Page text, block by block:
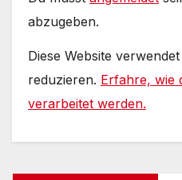
abzugeben.
Diese Website
reduzieren. Erfahre, wie
verarbeitet werden.